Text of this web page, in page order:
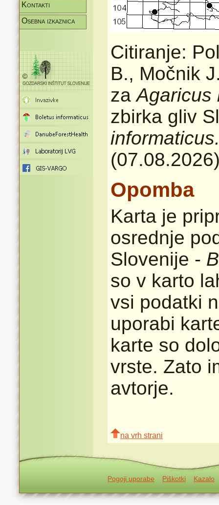
Kontakti
Osebna izkaznica
Citiranje:
B., Močnik
zaAgaricus
zbirka gliv
Opomba
Karta je
osrednje
Slovenije -
so v karto
vsi podatki
uporabi
karte so
vrste. Zato
avtorje.
na vrh strani
Pogoji uporabe Piškotki Kazalo